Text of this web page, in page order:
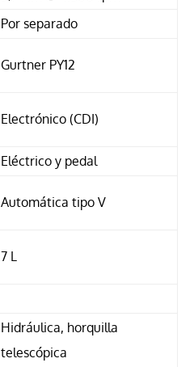
Por separado
Gurtner PY12
Electrónico (CDI)
Eléctrico y pedal
Automática tipo V
7 L
Hidráulica, horquilla
telescópica